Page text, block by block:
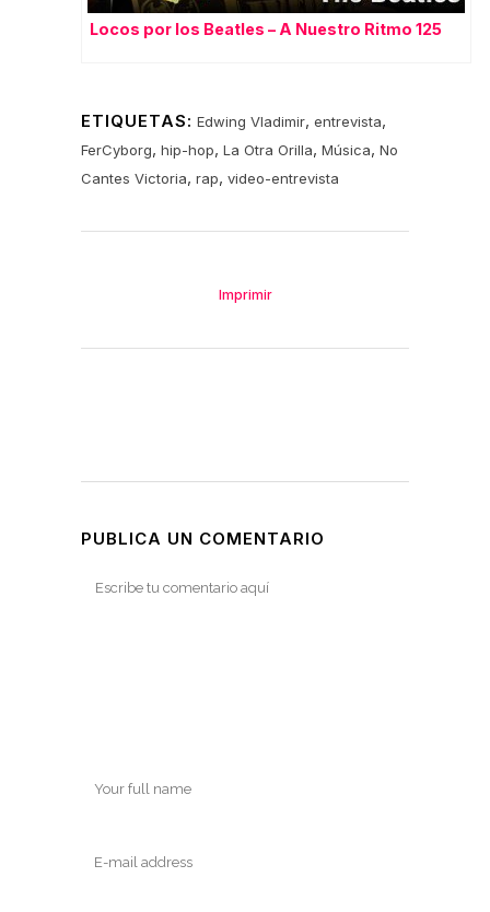
Locos por los Beatles – A Nuestro Ritmo 125
ETIQUETAS: Edwing Vladimir, entrevista,
FerCyborg, hip-hop, La Otra Orilla, Música, No
Cantes Victoria, rap, video-entrevista
Imprimir
PUBLICA UN COMENTARIO